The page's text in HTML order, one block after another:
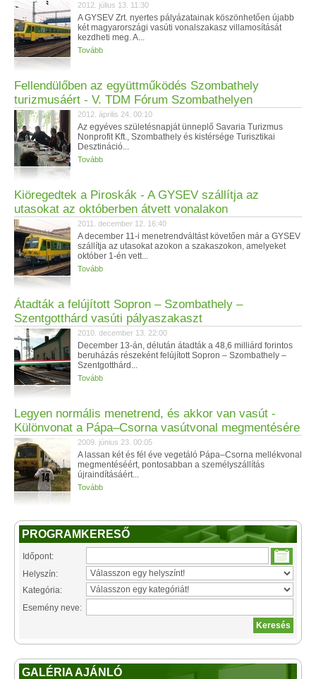
2012. július 13. 11:30
A GYSEV Zrt. nyertes pályázatainak köszönhetően újabb
két magyarországi vasúti vonalszakasz villamosítását
kezdheti meg. A...
Tovább
Fellendülőben az együttműködés Szombathely
turizmusáért - V. TDM Fórum Szombathelyen
2012. április 24. 00:10
Az egyéves születésnapját ünneplő Savaria Turizmus
Nonprofit Kft., Szombathely és kistérsége Turisztikai
Desztináció...
Tovább
Kiöregedtek a Piroskák - A GYSEV szállítja az
utasokat az októberben átvett vonalakon
2011. december 12. 16:40
A december 11-i menetrendváltást követően már a GYSEV
szállítja az utasokat azokon a szakaszokon, amelyeket
október 1-én vett...
Tovább
Átadták a felújított Sopron – Szombathely –
Szentgotthárd vasúti pályaszakaszt
2010. december 13. 22:00
December 13-án, délután átadták a 48,6 milliárd forintos
beruházás részeként felújított Sopron – Szombathely –
Szentgotthárd...
Tovább
Legyen normális menetrend, és akkor van vasút -
Különvonat a Pápa–Csorna vasútvonal megmentésére
2009. június 23. 00:05
A lassan két és fél éve vegetáló Pápa–Csorna mellékvonal
megmentéséért, pontosabban a személyszállítás
újraindításáért...
Tovább
PROGRAMKERESŐ
Időpont:
Helyszín:
Kategória:
Esemény neve:
GALÉRIA AJÁNLÓ